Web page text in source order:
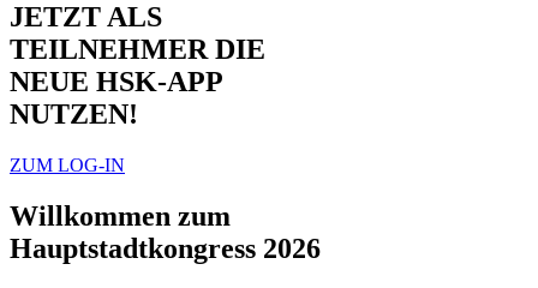
JETZT ALS
TEILNEHMER DIE
NEUE HSK-APP
NUTZEN!
ZUM LOG-IN
Willkommen zum
Hauptstadtkongress 2026